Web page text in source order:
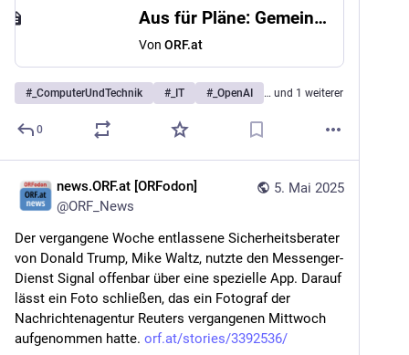
Aus für Pläne: Gemeinnützigkeit von OpenAI bleibt
Von ORF.at
# _ComputerUndTechnik # _IT # _OpenAI … und 1 weiterer
0
5. Mai 2025
news.ORF.at [ORFodon]
@ORF_News
Der vergangene Woche entlassene Sicherheitsberater
von Donald Trump, Mike Waltz, nutzte den Messenger-
Dienst Signal offenbar über eine spezielle App. Darauf
lässt ein Foto schließen, das ein Fotograf der
Nachrichtenagentur Reuters vergangenen Mittwoch
aufgenommen hatte. orf.at/stories/3392536/